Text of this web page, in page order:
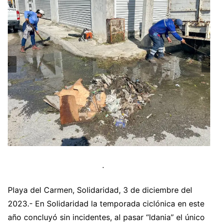
Playa del Carmen, Solidaridad, 3 de diciembre del
2023.- En Solidaridad la temporada ciclónica en este
año concluyó sin incidentes, al pasar “Idania” el único